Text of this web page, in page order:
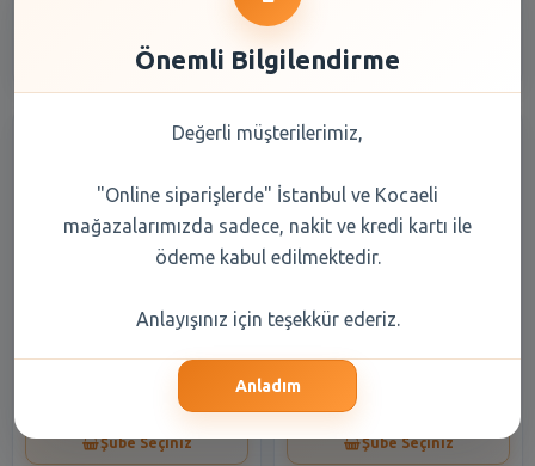
gr
Şube Seçiniz Şube Seçiniz
Önemli Bilgilendirme
Değerli müşterilerimiz,
"Online siparişlerde" İstanbul ve Kocaeli
mağazalarımızda sadece, nakit ve kredi kartı ile
ödeme kabul edilmektedir.
Anlayışınız için teşekkür ederiz.
Anladım